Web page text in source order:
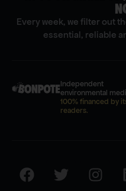
Every week, we filter out
essential, reliable
Independent
environmental
100% financed by
readers.